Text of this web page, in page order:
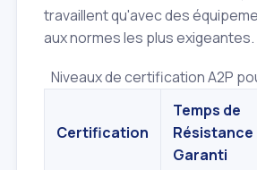
travaillent qu'avec des
aux normes les plus exigeantes.
Niveaux de certification A2P
Certification
Temps de
Résistance
Garanti